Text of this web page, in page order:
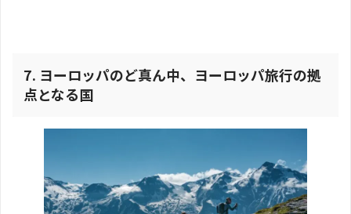
7. ヨーロッパのど真ん中、ヨーロッパ旅行の拠
点となる国